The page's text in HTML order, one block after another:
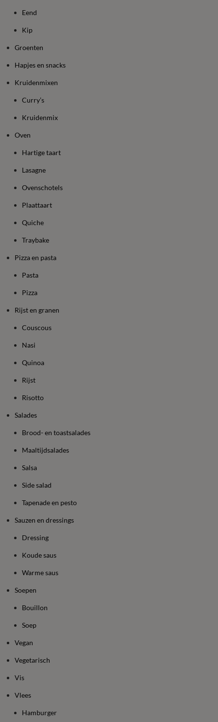
Eend
Kip
Groenten
Hapjes en snacks
Kruidenmixen
Curry’s
Kruidenmix
Oven
Hartige taart
Lasagne
Ovenschotels
Plaattaart
Quiche
Traybake
Pizza en pasta
Pasta
Pizza
Rijst en granen
Couscous
Nasi
Quinoa
Rijst
Risotto
Salades
Brood- en toastsalades
Maaltijdsalades
Salsa
Side salad
Tapenade en pesto
Sauzen en dressings
Dressing
Koude saus
Warme saus
Soepen
Bouillon
Soep
Vegan
Vegetarisch
Vis
Vlees
Hamburger